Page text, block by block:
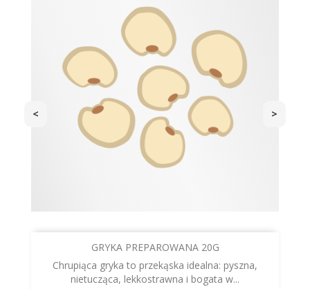
GRYKA PREPAROWANA 20G
Chrupiąca gryka to przekąska idealna: pyszna,
nietucząca, lekkostrawna i bogata w...
< >